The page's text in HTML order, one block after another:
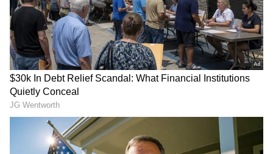
ಓವರ್‌ನಲ್ಲಿ ಈ ಕಿತ್ತಾಟ ನಡೆದಿದೆ. ಅಂಧೇರಿ ಬ್ಯಾಟರ್ ಗೌರವ್
ಜಾಥರ್ ಸಿಕ್ಸರ್ ಮೂಲಕ ತಂಡದ ಗೆಲುವಿನ ಆತ್ಮವಿಶ್ವಾಸ
ಹೆಚ್ಚಿಸಿದ್ದರು. 17 ಎಸೆತದಲ್ಲಿ 23 ರನ್ ಸಿಡಿಸಿದ ಜಾಥರ್ ಮರು
ಎಸೆತದಲ್ಲಿ ಔಟಾದರು. ಪೆವಿಲಿಯನ್ ಕಡೆ ಮರಳುತ್ತಿದ್ದಾಗ,
ಮರಾಠ ರಾಯಲ್ಸ್ ತಂಜದ ತುಷಾರ್ ದೇಶಪಾಂಡೆ ಜೊತೆ
ಕಿರಿಕ್ ನಡೆದಿದೆ.